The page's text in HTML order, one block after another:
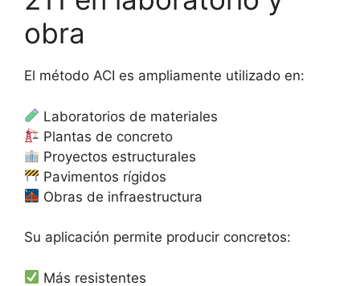
obra
El método ACI es ampliamente utilizado en:
Laboratorios de materiales
Plantas de concreto
Proyectos estructurales
Pavimentos rígidos
Obras de infraestructura
Su aplicación permite producir concretos:
Más resistentes